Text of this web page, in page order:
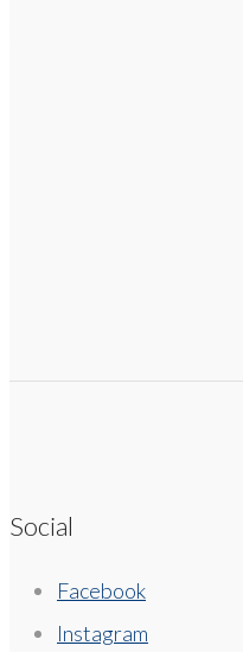
Social
Facebook
Instagram